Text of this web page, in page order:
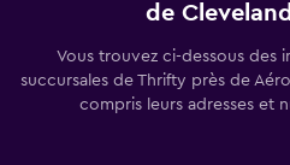
de
Vous trouvez ci-dessous des
succursales de Thrifty près de
compris leurs adresses et